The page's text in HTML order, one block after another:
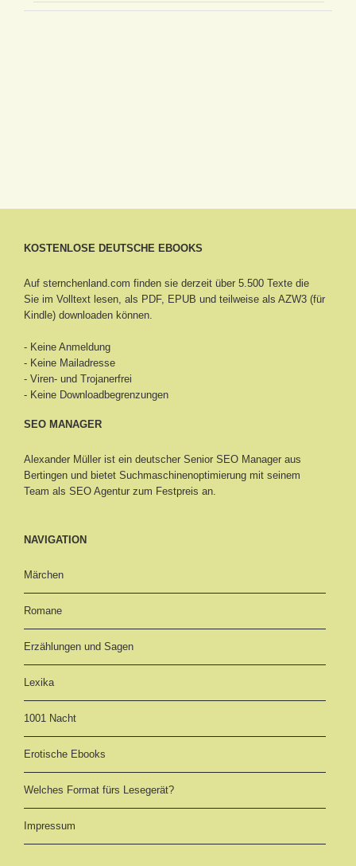
KOSTENLOSE DEUTSCHE EBOOKS
Auf sternchenland.com finden sie derzeit über 5.500 Texte die
Sie im Volltext lesen, als PDF, EPUB und teilweise als AZW3 (für
Kindle) downloaden können.
- Keine Anmeldung
- Keine Mailadresse
- Viren- und Trojanerfrei
- Keine Downloadbegrenzungen
SEO MANAGER
Alexander Müller ist ein deutscher Senior SEO Manager aus
Bertingen und bietet Suchmaschinenoptimierung mit seinem
Team als SEO Agentur zum Festpreis an.
NAVIGATION
Märchen
Romane
Erzählungen und Sagen
Lexika
1001 Nacht
Erotische Ebooks
Welches Format fürs Lesegerät?
Impressum